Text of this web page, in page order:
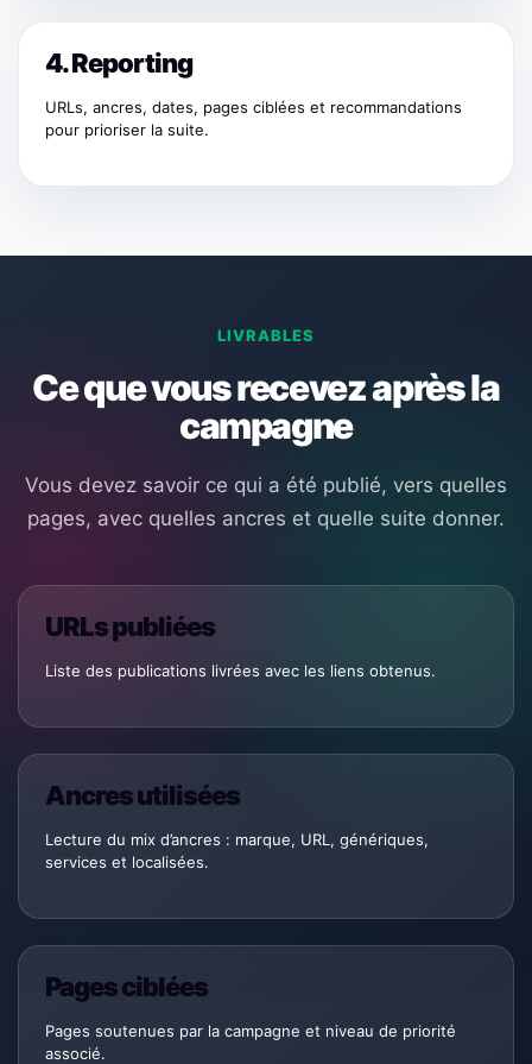
4. Reporting
URLs, ancres, dates, pages ciblées et recommandations
pour prioriser la suite.
LIVRABLES
Ce que vous recevez après la
campagne
Vous devez savoir ce qui a été publié, vers quelles
pages, avec quelles ancres et quelle suite donner.
URLs publiées
Liste des publications livrées avec les liens obtenus.
Ancres utilisées
Lecture du mix d’ancres : marque, URL, génériques,
services et localisées.
Pages ciblées
Pages soutenues par la campagne et niveau de priorité
associé.